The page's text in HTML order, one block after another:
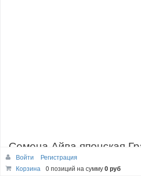
Семена Айва японская
браслет 0,3 г / Гавриш
Войти
Регистрация
Корзина
0 позиций на сумму0 руб